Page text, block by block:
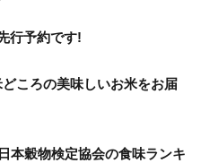
行予約です!
どころの美味しいお米をお届
本穀物検定協会の食味ランキ